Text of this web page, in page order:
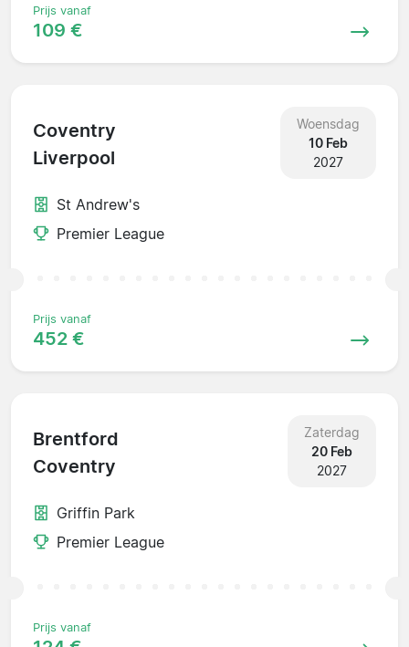
Prijs vanaf
109 €
Coventry
Liverpool
Woensdag
10 Feb
2027
St Andrew's
Premier League
Prijs vanaf
452 €
Brentford
Coventry
Zaterdag
20 Feb
2027
Griffin Park
Premier League
Prijs vanaf